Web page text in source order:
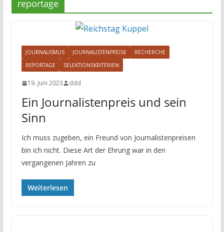
reportage
JOURNALISMUS JOURNALISTENPREISE
RECHERCHE
REPORTAGE
SELEKTIONSKRITERIEN
19. Juni 2023 ddd
Ein Journalistenpreis und sein
Sinn
Ich muss zugeben, ein Freund von Journalistenpreisen
bin ich nicht. Diese Art der Ehrung war in den
vergangenen Jahren zu
Weiterlesen